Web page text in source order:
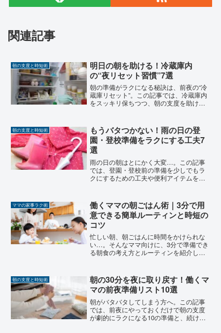
関連記事
朝の支度と時短術
明日の朝を助ける！冷蔵庫内
の“夜リセット習慣”7選
朝の準備がラクになる秘訣は、前夜の“冷
蔵庫リセット”。この記事では、冷蔵庫内
をスッキリ保ちつつ、朝の支度を助ける7
朝の支度と時短術
もうバタつかない！雨の日の登
園・登校準備をラクにする工夫7
選
雨の日の朝はとにかく大変…。この記事
では、登園・登校前の準備を少しでもラ
クにするための工夫や便利アイテムをま
ママの家事ラク術
働くママの朝ごはん術｜3分で用
意できる簡単ルーティンと時短の
コツ
忙しい朝、朝ごはんに時間をかけられな
い…。そんなママ向けに、3分で準備でき
る朝食の考え方とルーティンを紹介しま
朝の支度と時短術
朝の30分を夜に取り戻す！働くマ
マの前夜準備リスト10選
朝がバタバタしてしまう方へ。この記事
では、前夜にやっておくだけで朝の支度
が劇的にラクになる10の準備と、続ける